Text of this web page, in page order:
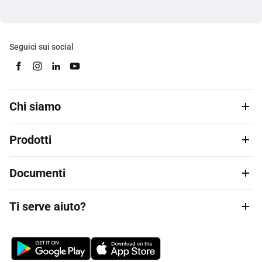
Seguici sui social
Chi siamo
Prodotti
Documenti
Ti serve aiuto?